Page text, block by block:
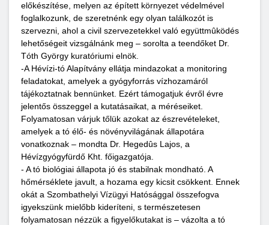
előkészítése, melyen az épített környezet védelmével
foglalkozunk, de szeretnénk egy olyan találkozót is
szervezni, ahol a civil szervezetekkel való együttmûködés
lehetőségeit vizsgálnánk meg – sorolta a teendőket Dr.
Tóth György kuratóriumi elnök.
-A Hévízi-tó Alapítvány ellátja mindazokat a monitoring
feladatokat, amelyek a gyógyforrás vízhozamáról
tájékoztatnak bennünket. Ezért támogatjuk évről évre
jelentős összeggel a kutatásaikat, a méréseiket.
Folyamatosan várjuk tőlük azokat az észrevételeket,
amelyek a tó élő- és növényvilágának állapotára
vonatkoznak – mondta Dr. Hegedûs Lajos, a
Hévízgyógyfürdő Kht. főigazgatója.
- A tó biológiai állapota jó és stabilnak mondható. A
hőmérséklete javult, a hozama egy kicsit csökkent. Ennek
okát a Szombathelyi Vízügyi Hatósággal összefogva
igyekszünk mielőbb kideríteni, s természetesen
folyamatosan nézzük a figyelőkutakat is – vázolta a tó